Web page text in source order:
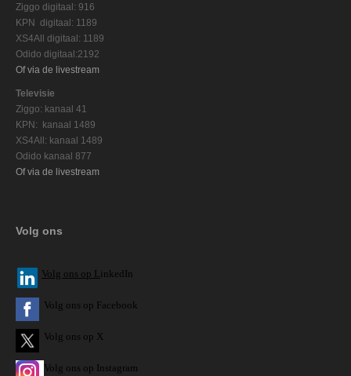
Ziggo digitaal: 916
KPN digitaal: 1189
XS4All digitaal: 1189
Odido digitaal:2192
Of via de livestream
Televisie
Ziggo: kanaal 41
KPN: kanaal 1489
XS4All: kanaal 1489
Odido kanaal 877
Of via de livestream
Volg ons
Volg ons op L inkedIn
Volg ons op Facebook
Volg ons op X
Volg ons op Instagram